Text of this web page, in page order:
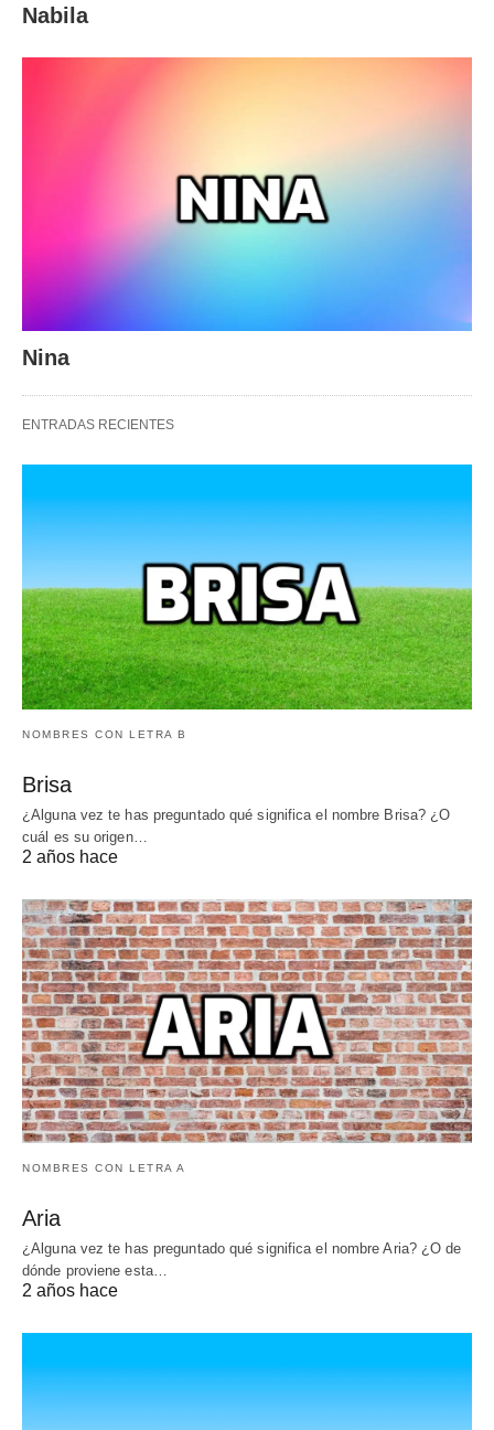
Nabila
Nina
ENTRADAS RECIENTES
NOMBRES CON LETRA B
Brisa
¿Alguna vez te has preguntado qué significa el nombre Brisa? ¿O
cuál es su origen…
2 años hace
NOMBRES CON LETRA A
Aria
¿Alguna vez te has preguntado qué significa el nombre Aria? ¿O de
dónde proviene esta…
2 años hace